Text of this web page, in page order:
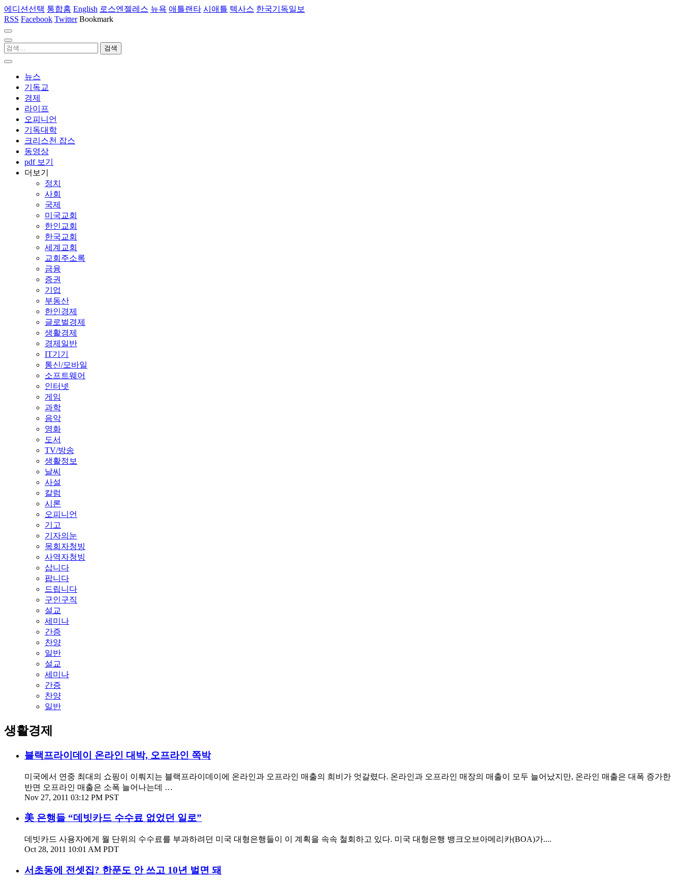
에디션선택 통합홈 English 로스엔젤레스 뉴욕 애틀랜타 시애틀 텍사스 한국기독일보
RSS Facebook Twitter Bookmark
뉴스
기독교
경제
라이프
오피니언
기독대학
크리스천 잡스
동영상
pdf 보기
더보기
정치
사회
국제
미국교회
한인교회
한국교회
세계교회
교회주소록
금융
증권
기업
부동산
한인경제
글로벌경제
생활경제
경제일반
IT기기
통신/모바일
소프트웨어
인터넷
게임
과학
음악
영화
도서
TV/방송
생활정보
날씨
사설
칼럼
시론
오피니언
기고
기자의눈
목회자청빙
사역자청빙
삽니다
팝니다
드립니다
구인구직
설교
세미나
간증
찬양
일반
설교
세미나
간증
찬양
일반
생활경제
블랙프라이데이 온라인 대박, 오프라인 쪽박
미국에서 연중 최대의 쇼핑이 이뤄지는 블랙프라이데이에 온라인과 오프라인 매출의 희비가 엇갈렸다. 온라인과 오프라인 매장의 매출이 모두 늘어났지만, 온라인 매출은 대폭 증가한
반면 오프라인 매출은 소폭 늘어나는데 …
Nov 27, 2011 03:12 PM PST
美 은행들 “데빗카드 수수료 없었던 일로”
데빗카드 사용자에게 월 단위의 수수료를 부과하려던 미국 대형은행들이 이 계획을 속속 철회하고 있다. 미국 대형은행 뱅크오브아메리카(BOA)가....
Oct 28, 2011 10:01 AM PDT
서초동에 전셋집? 한푼도 안 쓰고 10년 벌면 돼